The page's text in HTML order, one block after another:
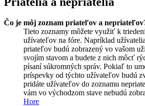
Čo je môj zoznam priateľov a
Tieto zoznamy môžete využiť k
užívateľov na fóre. Napríklad
priateľov budú zobrazený vo vašom
svojím stavom a budete z nich môcť
písaní súkromných správ. Pokiaľ to
príspevky od týchto užívateľov budú
pridáte užívateľov do zoznamu
vám vo východzom stave nebudú
Hore